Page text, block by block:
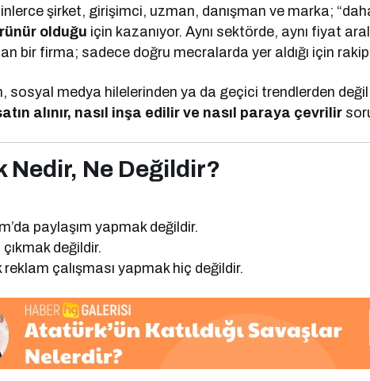
şirket, girişimci, uzman, danışman ve marka;
olduğu için kazanıyor. Aynı sektörde, aynı fiyat
bir firma; sadece doğru mecralarda yer aldığı için
sosyal medya hilelerinden ya da geçici trendlerden
alınır, nasıl inşa edilir ve nasıl paraya çevrilir
Nedir, Ne Değildir?
paylaşım yapmak değildir.
değildir.
reklam çalışması yapmak hiç değildir.